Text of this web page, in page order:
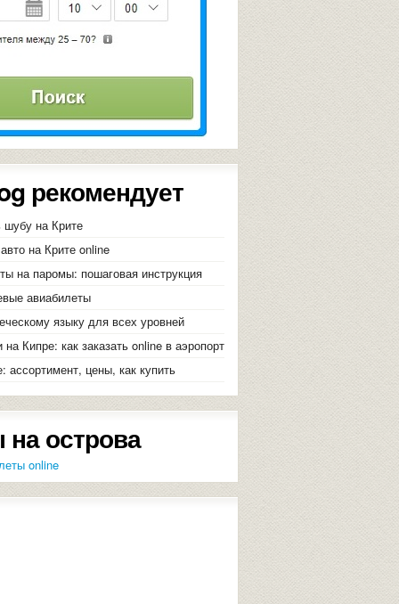
рекомендует
шубу на Крите
на Крите online
на паромы: пошаговая инструкция
авиабилеты
языку для всех уровней
на Кипре: как заказать online в аэропорт
цены, как купить
острова
online